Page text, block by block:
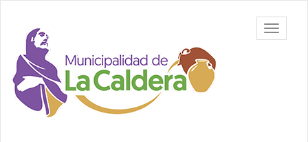
contenido
principal
Municipalidad
de La
Caldera,
Salta
barra